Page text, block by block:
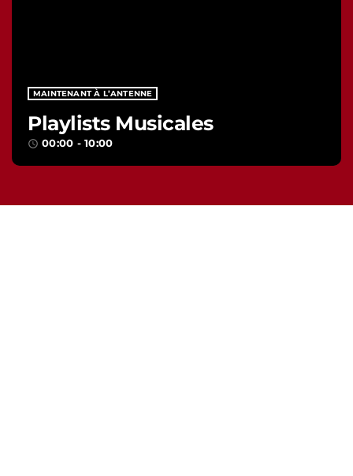
MAINTENANT À L’ANTENNE
Playlists Musicales
access_time 00:00 - 10:00